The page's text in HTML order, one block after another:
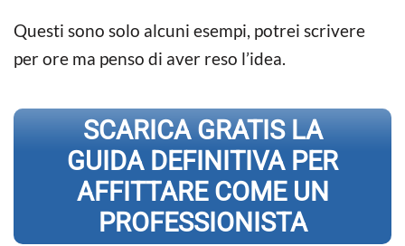
Questi sono solo alcuni esempi, potrei scrivere
per ore ma penso di aver reso l’idea.
SCARICA GRATIS LA
GUIDA DEFINITIVA PER
AFFITTARE COME UN
PROFESSIONISTA